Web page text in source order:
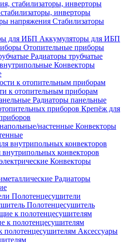
инверторы
Стабилизаторы
Аккумуляторы для ИБП
Отопительные приборы
Радиаторы трубчатые
Конвекторы
к отопительным приборам
Радиаторы панельные
Крепёж для
Конвекторы
внутрипольных конвекторов
Конвекторы
Радиаторы
Полотенцесушители
Полотенцесушитель
к полотенцесушителям
Аксессуары